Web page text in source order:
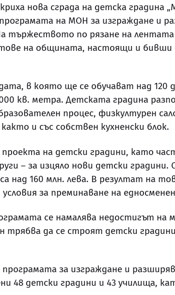
нова сграда на детска градина
на МОН за изграждане и
тържеството по рязане на
на общината, настоящи и
в която ще се обучават над 120
кв. метра. Детската градина
процес, физкултурен
и със собствен кухненски блок.
на детски градини, като
– за изцяло нови детски
над 160 млн. лева. В резултат на
за преминаване на
се намалява недостигът
трябва да се строят детски
за изграждане и
48 детски градини и 43 училища,